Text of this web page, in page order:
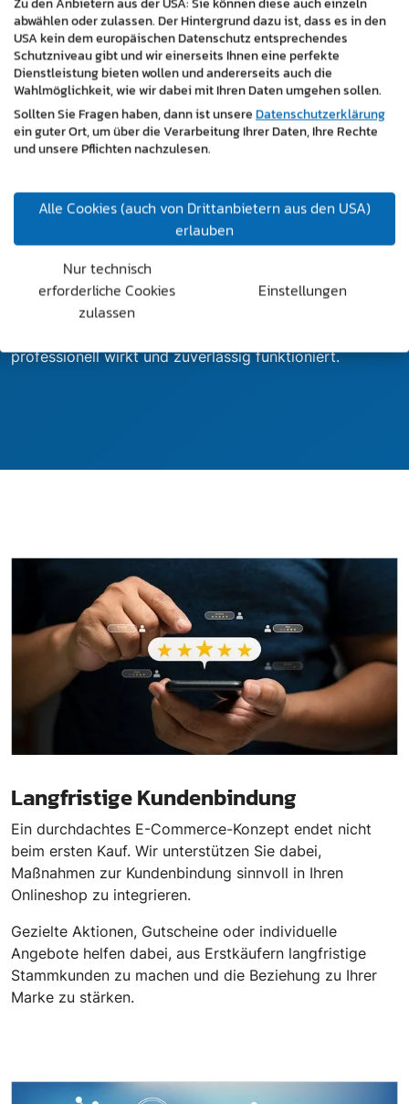
passende Möglichkeiten auf.
Ein erfolgreicher Onlineshop überzeugt durch
Nutzerführung, Design und Funktionalität. Wir sorgen
eine reibungslose Bedienung.
Planung, Konzeption und technische Umsetzung
professionell wirkt und zuverlässig funktioniert.
Langfristige Kundenbindung
Ein durchdachtes E-Commerce-Konzept endet nicht
beim ersten Kauf. Wir unterstützen Sie dabei,
Maßnahmen zur Kundenbindung sinnvoll in Ihren
Onlineshop zu integrieren.
Gezielte Aktionen, Gutscheine oder individuelle
Angebote helfen dabei, aus Erstkäufern langfristige
Stammkunden zu machen und die Beziehung zu Ihrer
Marke zu stärken.
abwählen oder zulassen. Der Hintergrund dazu ist, dass es in den
USA kein dem europäischen Datenschutz entsprechendes
Schutzniveau gibt und wir einerseits Ihnen eine perfekte
Dienstleistung bieten wollen und andererseits auch die
Wahlmöglichkeit, wie wir dabei mit Ihren Daten umgehen sollen.
Sollten Sie Fragen haben, dann ist unsereDatenschutzerklärung
ein guter Ort, um über die Verarbeitung Ihrer Daten, Ihre Rechte
und unsere Pflichten nachzulesen.
Alle Cookies (auch von Drittanbietern aus den USA)
erlauben
Nur technisch
erforderliche Cookies
zulassen
Einstellungen